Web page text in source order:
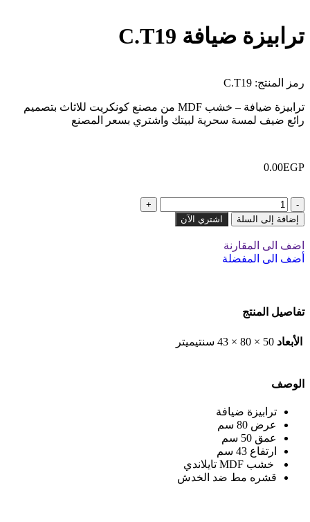
ترابيزة ضيافة C.T19
رمز المنتج: C.T19
ترابيزة ضيافة – خشب MDF من مصنع كونكريت للاثاث بتصميم
رائع ضيف لمسة سحرية لبيتك واشتري بسعر المصنع
0.00EGP
إضافة إلى السلة اشتري الآن
اضف الى المقارنة
أضف الى المفضلة
تفاصيل المنتج
الأبعاد 50 × 80 × 43 سنتيميتر
الوصف
ترابيزة ضيافة
عرض 80 سم
عمق 50 سم
ارتفاع 43 سم
خشب MDF تايلاندي
قشره مط ضد الخدش